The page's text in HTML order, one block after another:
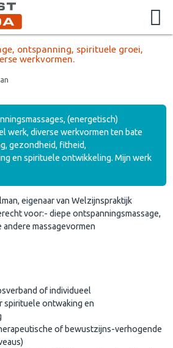
ontspanning, spirituele groei,
werkvormen.
(energetisch)
werk, diverse werkvormen ten bate
gezondheid, fitheid,
en spirituele ontwikkeling. Mijn werk
eigenaar van Welzijnspraktijk
voor:- diepe ontspanningsmassage,
massagevormen
of individueel
spirituele ontwaking en
of bewustzijns-verhogende